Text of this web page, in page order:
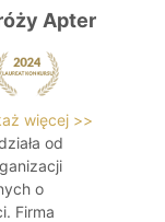
Apter
więcej >>
od
o
Firma